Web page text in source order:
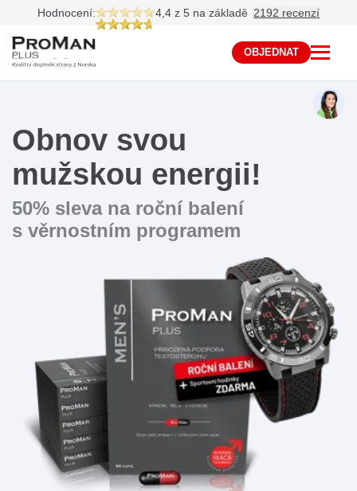
Hodnocení: 4,4 z 5 na základě 2192 recenzí
OBJEDNAT
Obnov svou
mužskou energii!
50% sleva na roční balení
s věrnostním programem